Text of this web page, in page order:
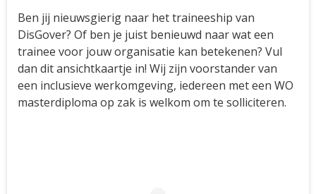
Ben jij nieuwsgierig naar het traineeship van
DisGover? Of ben je juist benieuwd naar wat een
trainee voor jouw organisatie kan betekenen? Vul
dan dit ansichtkaartje in! Wij zijn voorstander van
een inclusieve werkomgeving, iedereen met een WO
masterdiploma op zak is welkom om te solliciteren.